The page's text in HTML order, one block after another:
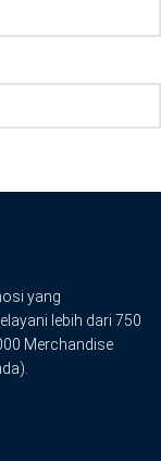
yang
lebih dari 750
Merchandise